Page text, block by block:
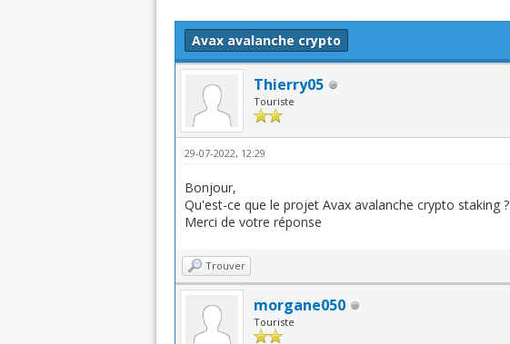
Avax avalanche crypto
Thierry05
Touriste
29-07-2022, 12:29
Bonjour,
Qu'est-ce que le projet Avax avalanche crypto staking ?
Merci de votre réponse
Trouver
morgane050
Touriste